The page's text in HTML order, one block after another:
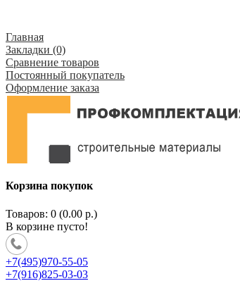
Главная
Закладки (0)
Сравнение товаров
Постоянный покупатель
Оформление заказа
Корзина покупок
Товаров: 0 (0.00 р.)
В корзине пусто!
+7(495)970-55-05
+7(916)825-03-03